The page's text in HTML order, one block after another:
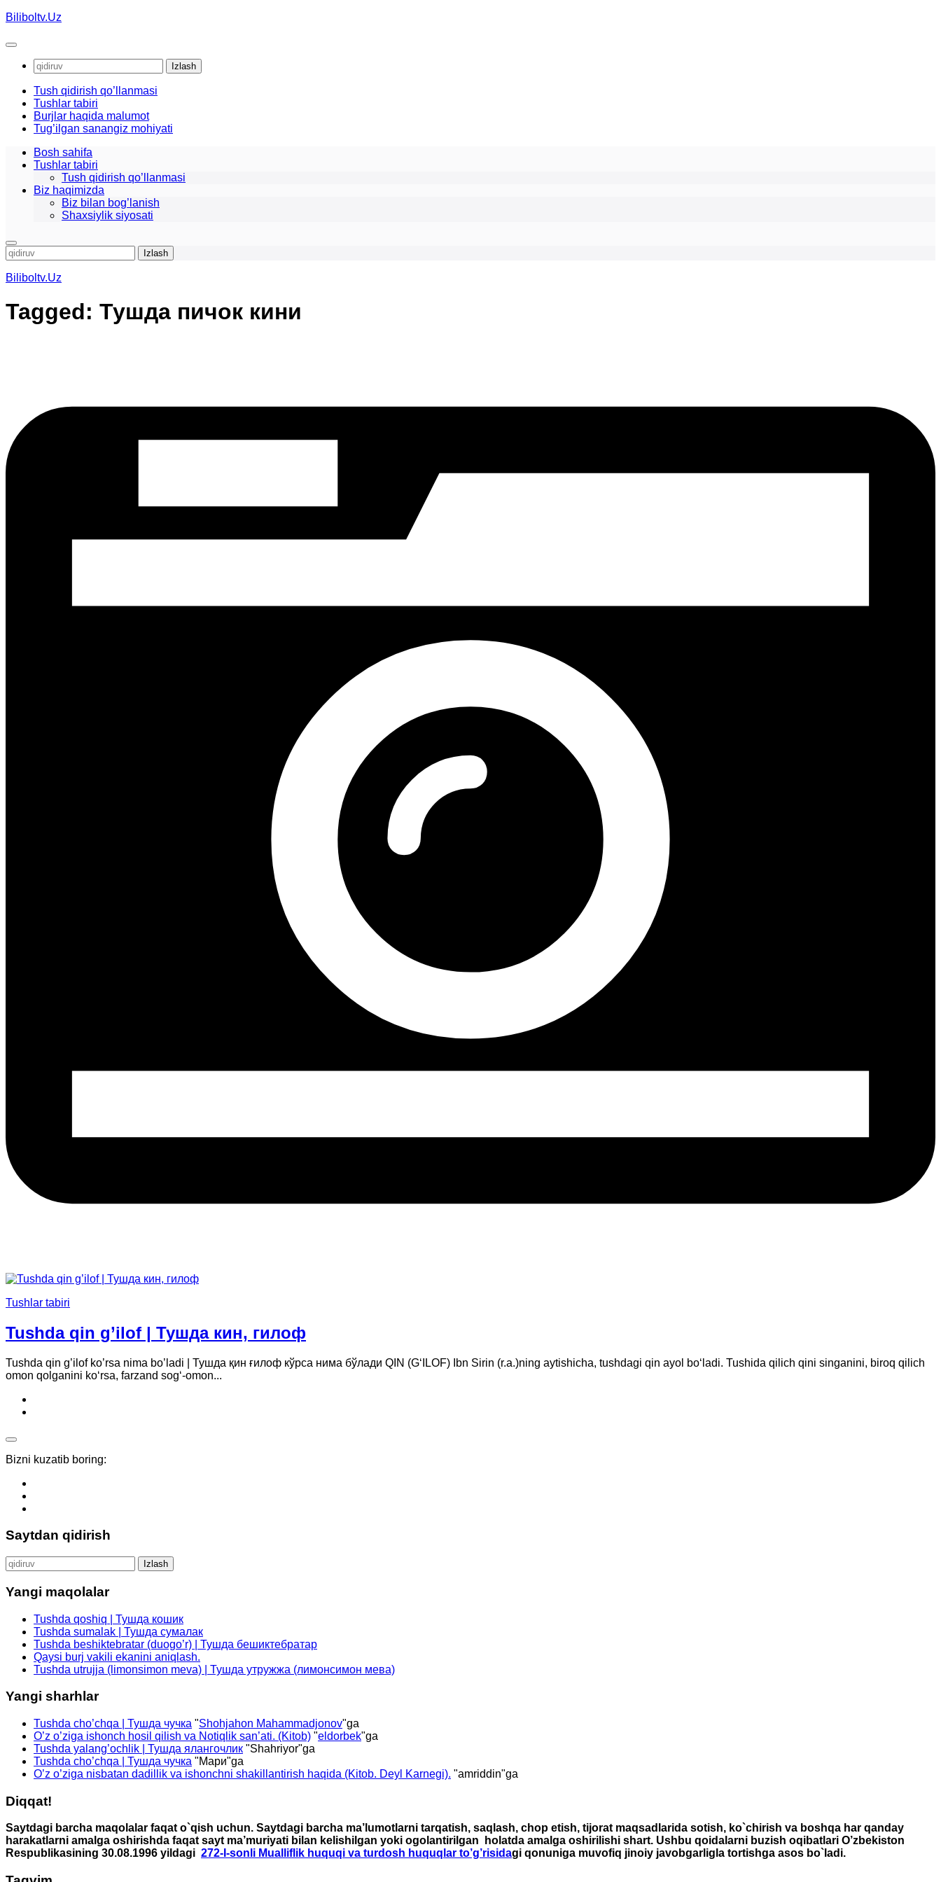
Skip
content
Biliboltv.Uz
Qidirshish:
Tush qidirish qo’llanmasi
Tushlar tabiri
Burjlar haqida malumot
Tug’ilgan sanangiz mohiyati
Bosh sahifa
Tushlar tabiri
Tush qidirish qo’llanmasi
Biz haqimizda
Biz bilan bog’lanish
Shaxsiylik siyosati
Qidirshish:
Biliboltv.Uz
Tagged: Тушда пичок кини
Tushlar tabiri
Tushda qin g’ilof | Тушда кин, гилоф
Tushda qin g’ilof ko’rsa nima bo’ladi | Тушда қин ғилоф кўрса нима бўлади QIN (G‘ILOF) Ibn Sirin (r.a.)ning aytishicha, tushdagi qin ayol bo‘ladi. Tushida qilich qini singanini, biroq qilich
omon qolganini ko‘rsa, farzand sog‘-omon...
Bizni kuzatib boring:
Saytdan qidirish
Qidirshish:
Yangi maqolalar
Tushda qoshiq | Тушда кошик
Tushda sumalak | Тушда сумалак
Tushda beshiktebratar (duogo’r) | Тушда бешиктебратар
Qaysi burj vakili ekanini aniqlash.
Tushda utrujja (limonsimon meva) | Тушда утружжа (лимонсимон мева)
Yangi sharhlar
Tushda cho’chqa | Тушда чучка "Shohjahon Mahammadjonov"ga
O’z o’ziga ishonch hosil qilish va Notiqlik san’ati. (Kitob) "eldorbek"ga
Tushda yalang’ochlik | Тушда ялангочлик "Shahriyor"ga
Tushda cho’chqa | Тушда чучка "Мари"ga
O’z o’ziga nisbatan dadillik va ishonchni shakillantirish haqida (Kitob. Deyl Karnegi). "amriddin"ga
Diqqat!
Saytdagi barcha maqolalar faqat o`qish uchun. Saytdagi barcha ma’lumotlarni tarqatish, saqlash, chop etish, tijorat maqsadlarida sotish, ko`chirish va boshqa har qanday
harakatlarni amalga oshirishda faqat sayt ma’muriyati bilan kelishilgan yoki ogolantirilgan holatda amalga oshirilishi shart. Ushbu qoidalarni buzish oqibatlari O’zbekiston
Respublikasining 30.08.1996 yildagi 272-I-sonli Mualliflik huquqi va turdosh huquqlar to’g’risidagi qonuniga muvofiq jinoiy javobgarligla tortishga asos bo`ladi.